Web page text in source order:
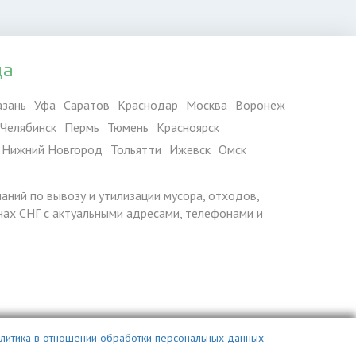
Уфа Саратов Краснодар Москва Воронеж
Челябинск Пермь Тюмень Красноярск
Нижний Новгород Тольятти Ижевск Омск
по вывозу и утилизации мусора, отходов,
СНГ с актуальными адресами, телефонами и
в отношении обработки персональных данных